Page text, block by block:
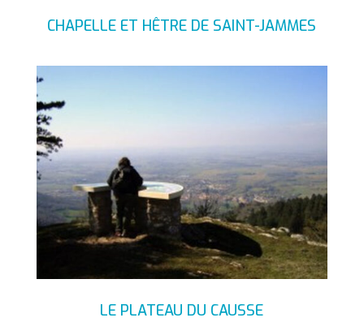
CHAPELLE ET HÊTRE DE SAINT-JAMMES
LE PLATEAU DU CAUSSE